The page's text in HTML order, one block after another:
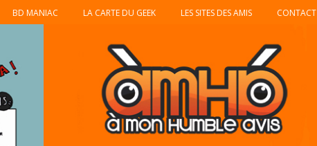
BD MANIAC LA CARTE DU GEEK LES SITES DES AMIS CONTACT